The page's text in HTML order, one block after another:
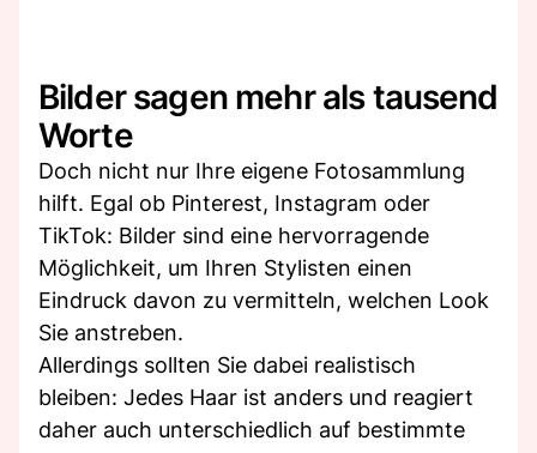
Bilder sagen mehr als tausend
Worte
Doch nicht nur Ihre eigene Fotosammlung
hilft. Egal ob Pinterest, Instagram oder
TikTok: Bilder sind eine hervorragende
Möglichkeit, um Ihren Stylisten einen
Eindruck davon zu vermitteln, welchen Look
Sie anstreben.
Allerdings sollten Sie dabei realistisch
bleiben: Jedes Haar ist anders und reagiert
daher auch unterschiedlich auf bestimmte